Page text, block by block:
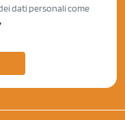
dati personali come